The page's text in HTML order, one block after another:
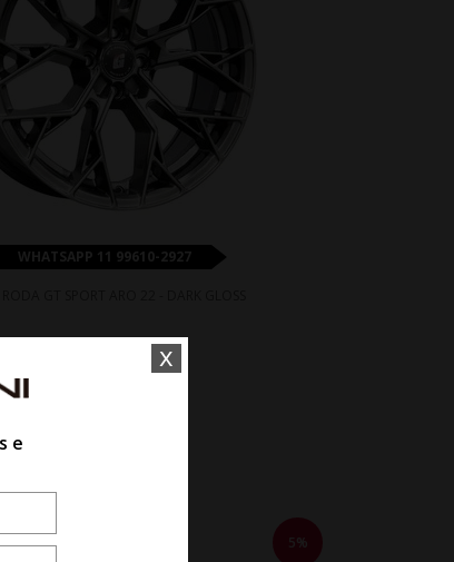
WHATSAPP 11 99610-2927
De R$ 10.070,00
Por R$ 9.063,00
5%
x
e